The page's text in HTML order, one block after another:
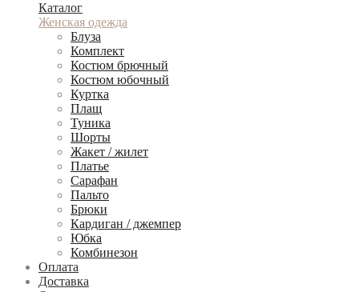
Каталог
Женская одежда
Блуза
Комплект
Костюм брючный
Костюм юбочный
Куртка
Плащ
Туника
Шорты
Жакет / жилет
Платье
Сарафан
Пальто
Брюки
Кардиган / джемпер
Юбка
Комбинезон
Оплата
Доставка